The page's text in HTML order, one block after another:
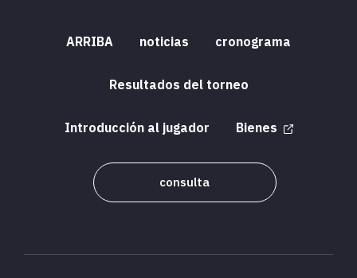
ARRIBA noticias cronograma
Resultados del torneo
Introducción al jugador Bienes
consulta